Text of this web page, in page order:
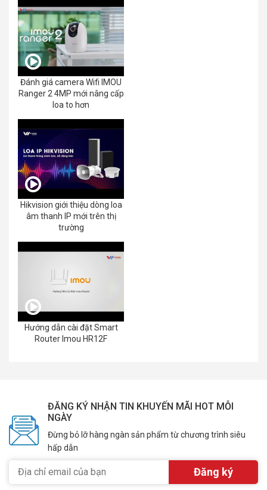
Đánh giá camera Wifi IMOU
Ranger 2 4MP mới nâng cấp
loa to hơn
Hikvision giới thiệu dòng loa
âm thanh IP mới trên thị
trường
Hướng dẫn cài đặt Smart
Router Imou HR12F
ĐĂNG KÝ NHẬN TIN KHUYẾN MÃI HOT MỖI
NGÀY
Đừng bỏ lỡ hàng ngàn sản phẩm từ chương trình siêu
hấp dẫn